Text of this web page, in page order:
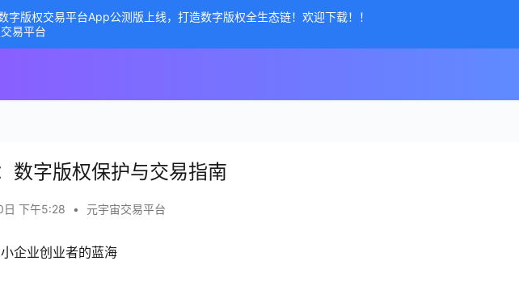
数字版权保护与交易指南
下午5:28 • 元宇宙交易平台
企业创业者的蓝海
版权交易平台App公测版上线，打造数字版权全生态链！欢迎下载！！
易平台